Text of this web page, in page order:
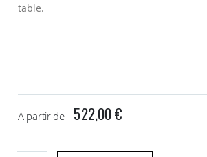
table.
A partir de 522,00 €